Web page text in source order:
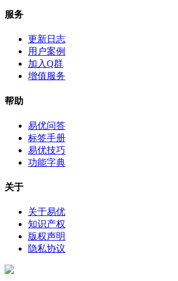
服务
更新日志
用户案例
加入Q群
增值服务
帮助
易优问答
标签手册
易优技巧
功能字典
关于
关于易优
知识产权
版权声明
隐私协议